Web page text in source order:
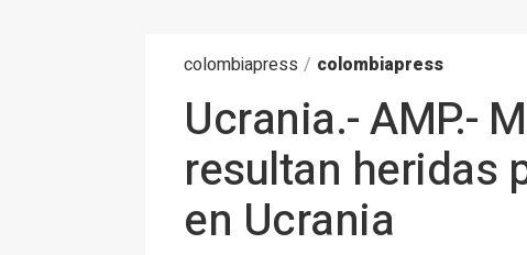
colombiapress / colombiapress
Ucrania.- AMP.-
resultan heridas
en Ucrania